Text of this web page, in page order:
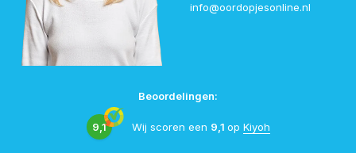
info@oordopjesonline.nl
Beoordelingen:
9,1 Wij scoren een 9,1 op Kiyoh